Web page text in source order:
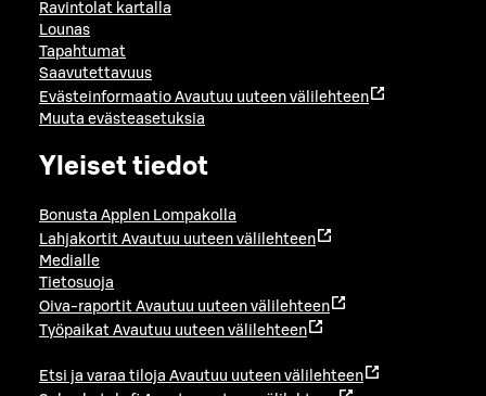
Ravintolat kartalla
Lounas
Tapahtumat
Saavutettavuus
Evästeinformaatio Avautuu uuteen välilehteen
Muuta evästeasetuksia
Yleiset tiedot
Bonusta Applen Lompakolla
Lahjakortit Avautuu uuteen välilehteen
Medialle
Tietosuoja
Oiva-raportit Avautuu uuteen välilehteen
Työpaikat Avautuu uuteen välilehteen
Etsi ja varaa tiloja Avautuu uuteen välilehteen